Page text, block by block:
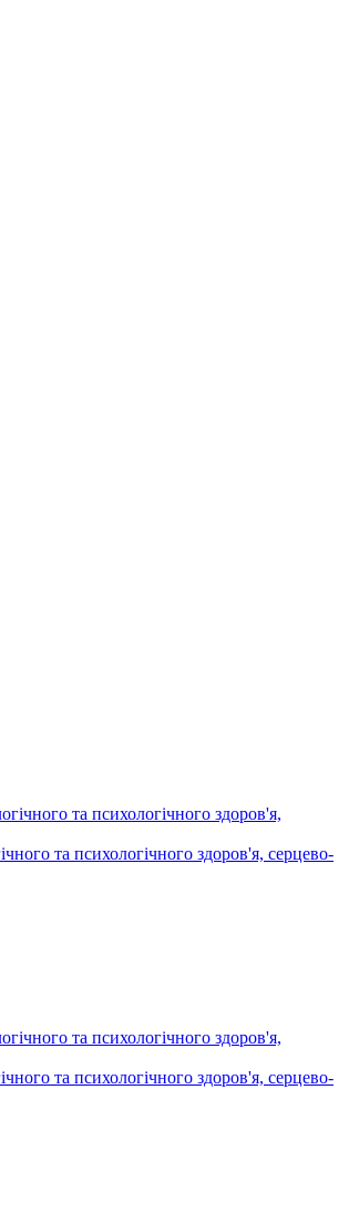
та психологічного здоров'я, серцево-
та психологічного здоров'я, серцево-